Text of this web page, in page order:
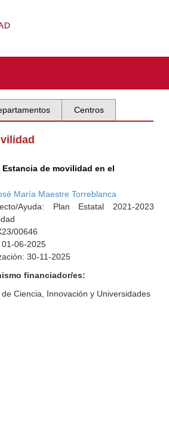
Centros
Estancia de movilidad en el
María Maestre Torreblanca
Ayuda: Plan Estatal 2021-2023
00646
06-2025
30-11-2025
financiador/es:
Ciencia, Innovación y Universidades